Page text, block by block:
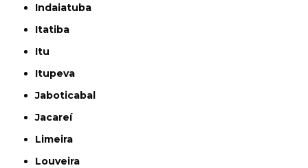
Indaiatuba
Itatiba
Itu
Itupeva
Jaboticabal
Jacareí
Limeira
Louveira